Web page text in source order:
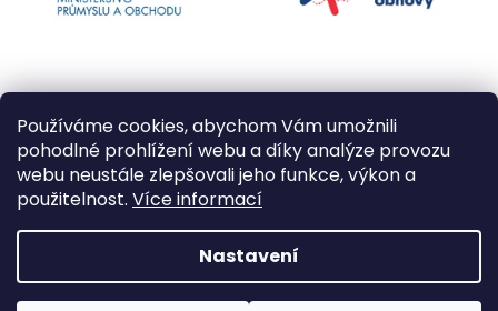
Používáme cookies, abychom Vám umožnili
pohodlné prohlížení webu a díky analýze provozu
webu neustále zlepšovali jeho funkce, výkon a
použitelnost. Více informací
Nastavení
Vytvořil Shoptet
Copyright 2026Kapří kuličky. Všechna práva